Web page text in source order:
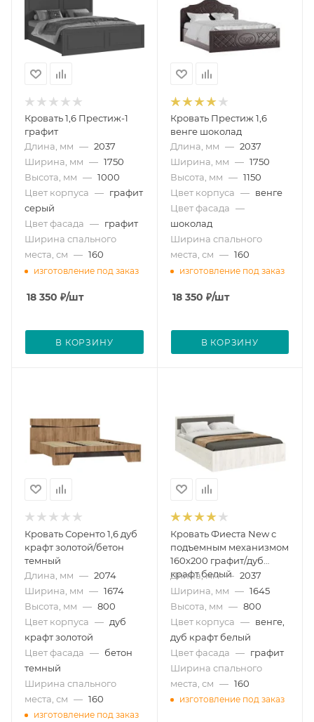
Кровать 1,6 Престиж-1
графит
Длина, мм — 2037
Ширина, мм — 1750
Высота, мм — 1000
Цвет корпуса — графит
серый
Цвет фасада — графит
Ширина спального
места, см — 160
изготовление под заказ
18 350 ₽/шт
В КОРЗИНУ
Кровать Престиж 1,6
венге шоколад
Длина, мм — 2037
Ширина, мм — 1750
Высота, мм — 1150
Цвет корпуса — венге
Цвет фасада —
шоколад
Ширина спального
места, см — 160
изготовление под заказ
18 350 ₽/шт
В КОРЗИНУ
Кровать Соренто 1,6 дуб
крафт золотой/бетон
темный
Длина, мм — 2074
Ширина, мм — 1674
Высота, мм — 800
Цвет корпуса — дуб
крафт золотой
Цвет фасада — бетон
темный
Ширина спального
места, см — 160
изготовление под заказ
Кровать Фиеста New с
подъемным механизмом
160х200 графит/дуб
крафт белый
Длина, мм — 2037
Ширина, мм — 1645
Высота, мм — 800
Цвет корпуса — венге,
дуб крафт белый
Цвет фасада — графит
Ширина спального
места, см — 160
изготовление под заказ